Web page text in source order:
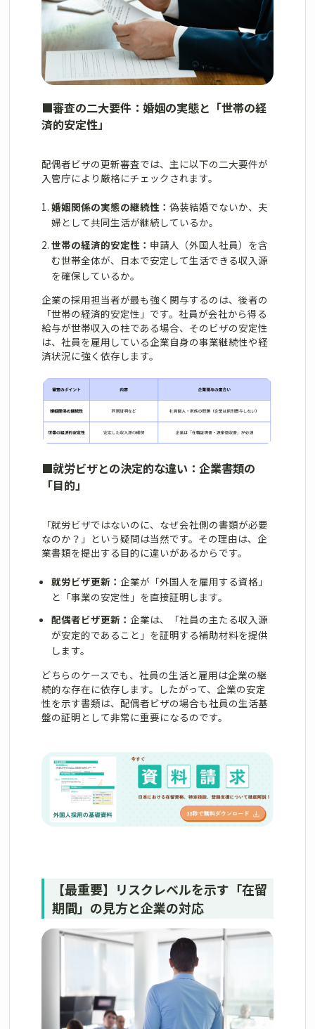
■審査の二大要件：婚姻の実態と「世帯の経
済的安定性」
配偶者ビザの更新審査では、主に以下の二大要件が
入管庁により厳格にチェックされます。
婚姻関係の実態の継続性： 偽装結婚でないか、夫
婦として共同生活が継続しているか。
世帯の経済的安定性： 申請人（外国人社員）を含
む世帯全体が、日本で安定して生活できる収入源
を確保しているか。
企業の採用担当者が最も強く関与するのは、後者の
「世帯の経済的安定性」です。社員が会社から得る
給与が世帯収入の柱である場合、そのビザの安定性
は、社員を雇用している企業自身の事業継続性や経
済状況に強く依存します。
■就労ビザとの決定的な違い：企業書類の
「目的」
「就労ビザではないのに、なぜ会社側の書類が必要
なのか？」という疑問は当然です。その理由は、企
業書類を提出する目的に違いがあるからです。
就労ビザ更新： 企業が「外国人を雇用する資格」
と「事業の安定性」を直接証明します。
配偶者ビザ更新： 企業は、「社員の主たる収入源
が安定的であること」を証明する補助材料を提供
します。
どちらのケースでも、社員の生活と雇用は企業の継
続的な存在に依存します。したがって、企業の安定
性を示す書類は、配偶者ビザの場合も社員の生活基
盤の証明として非常に重要になるのです。
【最重要】リスクレベルを示す「在留
期間」の見方と企業の対応